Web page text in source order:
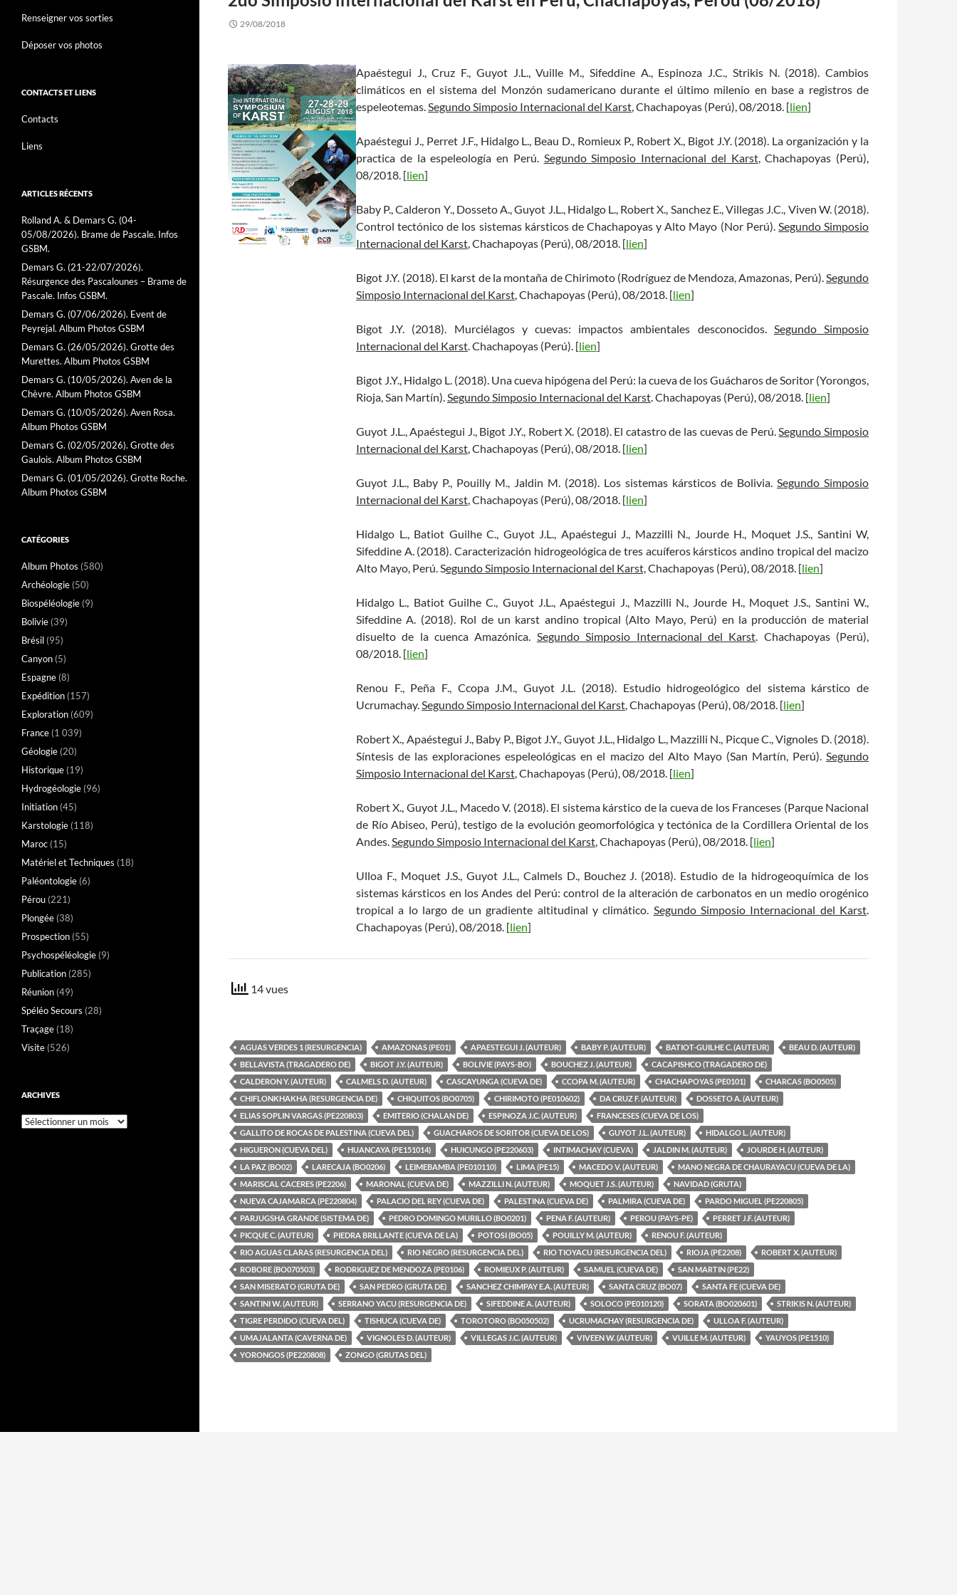
29/08/2018
Apaéstegui J., Cruz F., Guyot J.L., Vuille M., Sifeddine A., Espinoza J.C., Strikis N. (2018). Cambios
climáticos en el sistema del Monzón sudamericano durante el último milenio en base a registros de
espeleotemas.Segundo Simposio Internacional del Karst, Chachapoyas (Perú), 08/2018. [lien]
Apaéstegui J., Perret J.F., Hidalgo L., Beau D., Romieux P., Robert X., Bigot J.Y. (2018). La organización y la
practica de la espeleología en Perú. Segundo Simposio Internacional del Karst, Chachapoyas (Perú),
08/2018. [lien]
Baby P., Calderon Y., Dosseto A., Guyot J.L., Hidalgo L., Robert X., Sanchez E., Villegas J.C., Viven W. (2018).
Control tectónico de los sistemas kársticos de Chachapoyas y Alto Mayo (Nor Perú). Segundo Simposio
Internacional del Karst, Chachapoyas (Perú), 08/2018. [lien]
Bigot J.Y. (2018). El karst de la montaña de Chirimoto (Rodríguez de Mendoza, Amazonas, Perú).Segundo
Simposio Internacional del Karst, Chachapoyas (Perú), 08/2018. [lien]
Bigot J.Y. (2018). Murciélagos y cuevas: impactos ambientales desconocidos. Segundo Simposio
Internacional del Karst. Chachapoyas (Perú). [lien]
Bigot J.Y., Hidalgo L. (2018). Una cueva hipógena del Perú: la cueva de los Guácharos de Soritor (Yorongos,
Rioja, San Martín).Segundo Simposio Internacional del Karst. Chachapoyas (Perú), 08/2018. [lien]
Guyot J.L., Apaéstegui J., Bigot J.Y., Robert X. (2018). El catastro de las cuevas de Perú.Segundo Simposio
Internacional del Karst, Chachapoyas (Perú), 08/2018. [lien]
Guyot J.L., Baby P., Pouilly M., Jaldin M. (2018). Los sistemas kársticos de Bolivia. Segundo Simposio
Internacional del Karst, Chachapoyas (Perú), 08/2018. [lien]
Hidalgo L., Batiot Guilhe C., Guyot J.L., Apaéstegui J., Mazzilli N., Jourde H., Moquet J.S., Santini W,
Sifeddine A. (2018). Caracterización hidrogeológica de tres acuíferos kársticos andino tropical del macizo
Alto Mayo, Perú. Segundo Simposio Internacional del Karst,Chachapoyas (Perú), 08/2018. [lien]
Hidalgo L., Batiot Guilhe C., Guyot J.L., Apaéstegui J., Mazzilli N., Jourde H., Moquet J.S., Santini W.,
Sifeddine A. (2018). Rol de un karst andino tropical (Alto Mayo, Perú) en la producción de material
disuelto de la cuenca Amazónica. Segundo Simposio Internacional del Karst. Chachapoyas (Perú),
08/2018. [lien]
Renou F., Peña F., Ccopa J.M., Guyot J.L. (2018). Estudio hidrogeológico del sistema kárstico de
Ucrumachay.Segundo Simposio Internacional del Karst, Chachapoyas (Perú), 08/2018. [lien]
Robert X., Apaéstegui J., Baby P., Bigot J.Y., Guyot J.L., Hidalgo L., Mazzilli N., Picque C., Vignoles D. (2018).
Síntesis de las exploraciones espeleológicas en el macizo del Alto Mayo (San Martín, Perú). Segundo
Simposio Internacional del Karst, Chachapoyas (Perú), 08/2018. [lien]
Robert X., Guyot J.L., Macedo V. (2018). El sistema kárstico de la cueva de los Franceses (Parque Nacional
de Río Abiseo, Perú), testigo de la evolución geomorfológica y tectónica de la Cordillera Oriental de los
Andes.Segundo Simposio Internacional del Karst, Chachapoyas (Perú), 08/2018. [lien]
Ulloa F., Moquet J.S., Guyot J.L., Calmels D., Bouchez J. (2018). Estudio de la hidrogeoquímica de los
sistemas kársticos en los Andes del Perú: control de la alteración de carbonatos en un medio orogénico
tropical a lo largo de un gradiente altitudinal y climático. Segundo Simposio Internacional del Karst.
Chachapoyas (Perú), 08/2018. [lien]
14 vues
AGUAS VERDES 1 (RESURGENCIA) AMAZONAS (PE01) APAESTEGUI J. (AUTEUR) BABY P. (AUTEUR) BATIOT-GUILHE C. (AUTEUR)
BEAU D. (AUTEUR)
BELLAVISTA (TRAGADERO DE)
BIGOT J.Y. (AUTEUR) BOLIVIE (PAYS-BO) BOUCHEZ J. (AUTEUR)
CACAPISHCO (TRAGADERO DE)
CALDERON Y. (AUTEUR)
CALMELS D. (AUTEUR) CASCAYUNGA (CUEVA DE) CCOPA M. (AUTEUR) CHACHAPOYAS (PE0101)
CHARCAS (BO0505)
CHIFLONKHAKHA (RESURGENCIA DE)
CHIQUITOS (BO0705) CHIRIMOTO (PE010602) DA CRUZ F. (AUTEUR)
DOSSETO A. (AUTEUR)
ELIAS SOPLIN VARGAS (PE220803)
EMITERIO (CHALAN DE) ESPINOZA J.C. (AUTEUR)
FRANCESES (CUEVA DE LOS)
GALLITO DE ROCAS DE PALESTINA (CUEVA DEL)
GUACHAROS DE SORITOR (CUEVA DE LOS) GUYOT J.L. (AUTEUR)
HIDALGO L. (AUTEUR)
HIGUERON (CUEVA DEL)
HUANCAYA (PE151014) HUICUNGO (PE220603) INTIMACHAY (CUEVA) JALDIN M. (AUTEUR)
JOURDE H. (AUTEUR)
LA PAZ (BO02)
LARECAJA (BO0206) LEIMEBAMBA (PE010110) LIMA (PE15) MACEDO V. (AUTEUR)
MANO NEGRA DE CHAURAYACU (CUEVA DE LA)
MARISCAL CACERES (PE2206)
MARONAL (CUEVA DE) MAZZILLI N. (AUTEUR) MOQUET J.S. (AUTEUR)
NAVIDAD (GRUTA)
NUEVA CAJAMARCA (PE220804)
PALACIO DEL REY (CUEVA DE) PALESTINA (CUEVA DE) PALMIRA (CUEVA DE)
PARDO MIGUEL (PE220805)
PARJUGSHA GRANDE (SISTEMA DE)
PEDRO DOMINGO MURILLO (BO0201) PENA F. (AUTEUR) PEROU (PAYS-PE)
PERRET J.F. (AUTEUR)
PICQUE C. (AUTEUR)
PIEDRA BRILLANTE (CUEVA DE LA) POTOSI (BO05) POUILLY M. (AUTEUR)
RENOU F. (AUTEUR)
RIO AGUAS CLARAS (RESURGENCIA DEL)
RIO NEGRO (RESURGENCIA DEL) RIO TIOYACU (RESURGENCIA DEL) RIOJA (PE2208)
ROBERT X. (AUTEUR)
ROBORE (BO070503)
RODRIGUEZ DE MENDOZA (PE0106) ROMIEUX P. (AUTEUR) SAMUEL (CUEVA DE)
SAN MARTIN (PE22)
SAN MISERATO (GRUTA DE)
SAN PEDRO (GRUTA DE) SANCHEZ CHIMPAY E.A. (AUTEUR) SANTA CRUZ (BO07)
SANTA FE (CUEVA DE)
SANTINI W. (AUTEUR)
SERRANO YACU (RESURGENCIA DE) SIFEDDINE A. (AUTEUR) SOLOCO (PE010120) SORATA (BO020601)
STRIKIS N. (AUTEUR)
TIGRE PERDIDO (CUEVA DEL)
TISHUCA (CUEVA DE) TOROTORO (BO050502) UCRUMACHAY (RESURGENCIA DE)
ULLOA F. (AUTEUR)
UMAJALANTA (CAVERNA DE)
VIGNOLES D. (AUTEUR) VILLEGAS J.C. (AUTEUR) VIVEEN W. (AUTEUR) VUILLE M. (AUTEUR)
YAUYOS (PE1510)
YORONGOS (PE220808)
ZONGO (GRUTAS DEL)
Renseigner vos sorties
Déposer vos photos
CONTACTS ET LIENS
Contacts
Liens
ARTICLES RÉCENTS
Rolland A. & Demars G. (04-
05/08/2026). Brame de Pascale. Infos
GSBM.
Demars G. (21-22/07/2026).
Résurgence des Pascalounes – Brame de
Pascale. Infos GSBM.
Demars G. (07/06/2026). Event de
Peyrejal. Album Photos GSBM
Demars G. (26/05/2026). Grotte des
Murettes. Album Photos GSBM
Demars G. (10/05/2026). Aven de la
Chèvre. Album Photos GSBM
Demars G. (10/05/2026). Aven Rosa.
Album Photos GSBM
Demars G. (02/05/2026). Grotte des
Gaulois. Album Photos GSBM
Demars G. (01/05/2026). Grotte Roche.
Album Photos GSBM
CATÉGORIES
Album Photos (580)
Archéologie (50)
Biospéléologie (9)
Bolivie (39)
Brésil (95)
Canyon (5)
Espagne (8)
Expédition (157)
Exploration (609)
France (1 039)
Géologie (20)
Historique (19)
Hydrogéologie (96)
Initiation (45)
Karstologie (118)
Maroc (15)
Matériel et Techniques (18)
Paléontologie (6)
Pérou (221)
Plongée (38)
Prospection (55)
Psychospéléologie (9)
Publication (285)
Réunion (49)
Spéléo Secours (28)
Traçage (18)
Visite (526)
ARCHIVES
Archives